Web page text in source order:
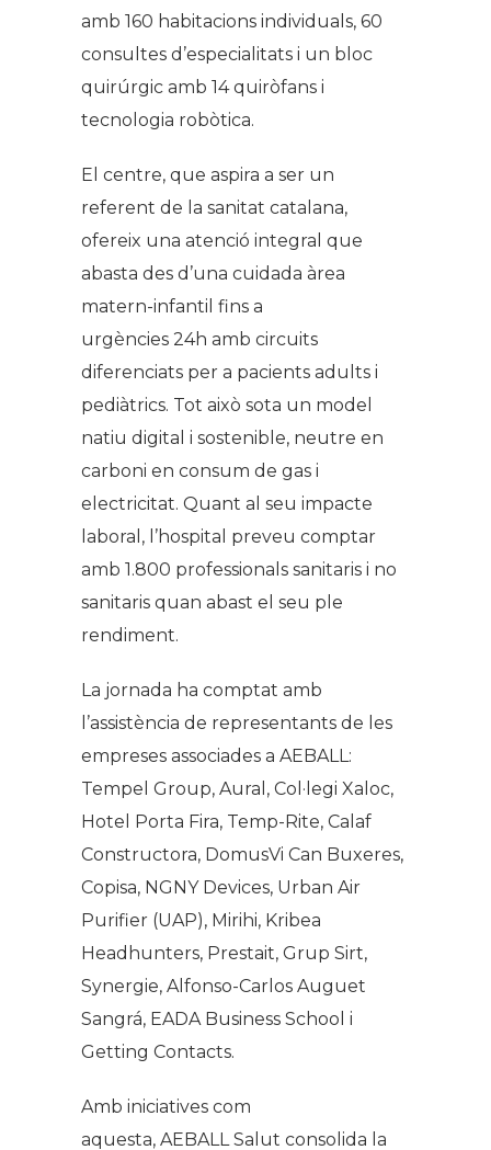
amb 160 habitacions individuals, 60
consultes d’especialitats i un bloc
quirúrgic amb 14 quiròfans i
tecnologia robòtica.
El centre, que aspira a ser un
referent de la sanitat catalana,
ofereix una atenció integral que
abasta des d’una cuidada àrea
matern-infantil fins a
urgències 24h amb circuits
diferenciats per a pacients adults i
pediàtrics. Tot això sota un model
natiu digital i sostenible, neutre en
carboni en consum de gas i
electricitat. Quant al seu impacte
laboral, l’hospital preveu comptar
amb 1.800 professionals sanitaris i no
sanitaris quan abast el seu ple
rendiment.
La jornada ha comptat amb
l’assistència de representants de les
empreses associades a AEBALL:
Tempel Group, Aural, Col·legi Xaloc,
Hotel Porta Fira, Temp-Rite, Calaf
Constructora, DomusVi Can Buxeres,
Copisa, NGNY Devices, Urban Air
Purifier (UAP), Mirihi, Kribea
Headhunters, Prestait, Grup Sirt,
Synergie, Alfonso-Carlos Auguet
Sangrá, EADA Business School i
Getting Contacts.
Amb iniciatives com
aquesta, AEBALL Salut consolida la